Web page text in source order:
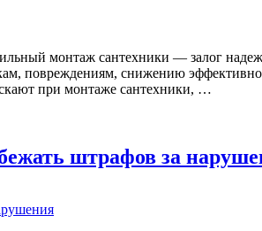
монтаж сантехники — залог
повреждениям, снижению
при монтаже сантехники, …
штрафов за